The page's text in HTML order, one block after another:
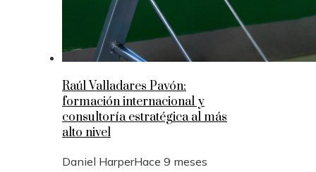
Raúl Valladares Pavón:
formación internacional y
consultoría estratégica al más
alto nivel
Daniel HarperHace 9 meses